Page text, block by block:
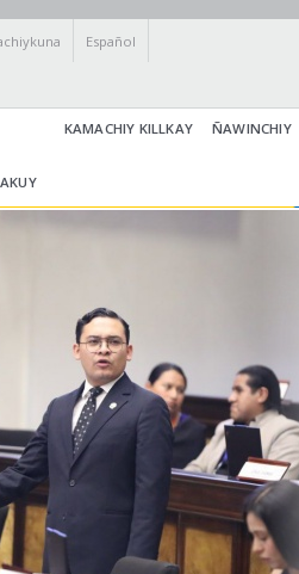
Español
KAMACHIY KILLKAY ÑAWINCHIY